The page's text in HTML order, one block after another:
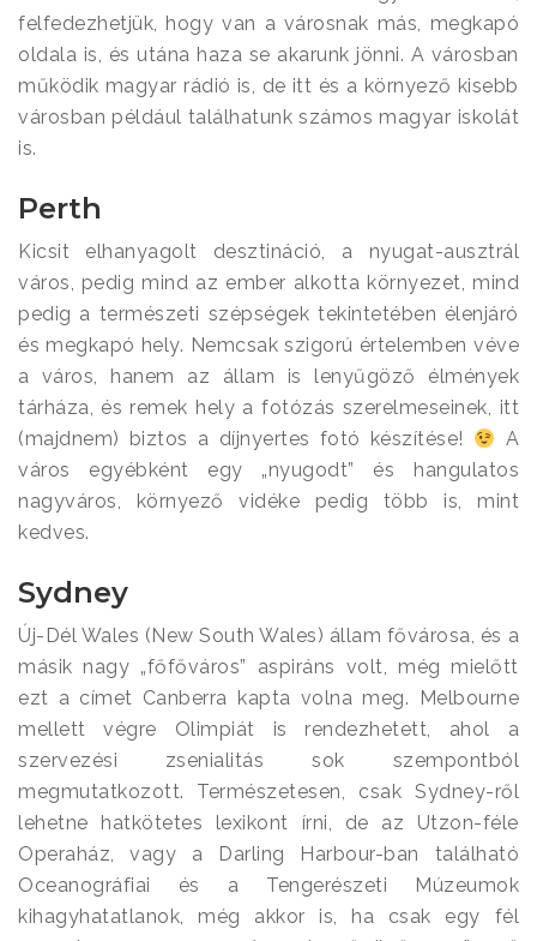
felfedezhetjük, hogy van a városnak más, megkapó
oldala is, és utána haza se akarunk jönni. A városban
működik magyar rádió is, de itt és a környező kisebb
városban például találhatunk számos magyar iskolát
is.
Perth
Kicsit elhanyagolt desztináció, a nyugat-ausztrál
város, pedig mind az ember alkotta környezet, mind
pedig a természeti szépségek tekintetében élenjáró
és megkapó hely. Nemcsak szigorú értelemben véve
a város, hanem az állam is lenyűgöző élmények
tárháza, és remek hely a fotózás szerelmeseinek, itt
(majdnem) biztos a díjnyertes fotó készítése!
A
város egyébként egy „nyugodt” és hangulatos
nagyváros, környező vidéke pedig több is, mint
kedves.
Sydney
Új-Dél Wales (New South Wales) állam fővárosa, és a
másik nagy „főfőváros” aspiráns volt, még mielőtt
ezt a címet Canberra kapta volna meg. Melbourne
mellett végre Olimpiát is rendezhetett, ahol a
szervezési zsenialitás sok szempontból
megmutatkozott. Természetesen, csak Sydney-ről
lehetne hatkötetes lexikont írni, de az Utzon-féle
Operaház, vagy a Darling Harbour-ban található
Oceanográfiai és a Tengerészeti Múzeumok
kihagyhatatlanok, még akkor is, ha csak egy fél